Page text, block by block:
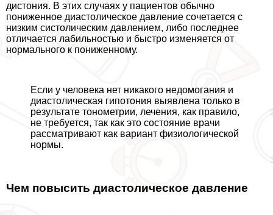
дистония. В этих случаях у пациентов обычно
пониженное диастолическое давление сочетается с
низким систолическим давлением, либо последнее
отличается лабильностью и быстро изменяется от
нормального к пониженному.
Если у человека нет никакого недомогания и
диастолическая гипотония выявлена только в
результате тонометрии, лечения, как правило,
не требуется, так как это состояние врачи
рассматривают как вариант физиологической
нормы.
Чем повысить диастолическое давление